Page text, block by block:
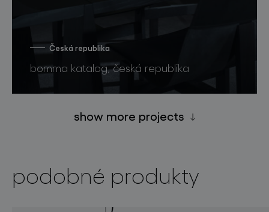
Česká republika
bomma katalog, česká republika
show more projects
podobné produkty